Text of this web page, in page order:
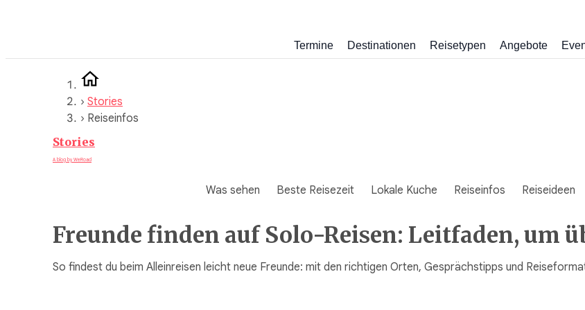
Termine Destinationen Reisetypen Angebote
› Stories
› Reiseinfos
Stories
A blog by WeRoad
Was sehen Beste Reisezeit Lokale Kuche Reiseinfos Reiseideen
Freunde finden auf Solo-Reisen: Leitfaden, um
So findest du beim Alleinreisen leicht neue Freunde: mit den richtigen Orten, Gesprächstipps und